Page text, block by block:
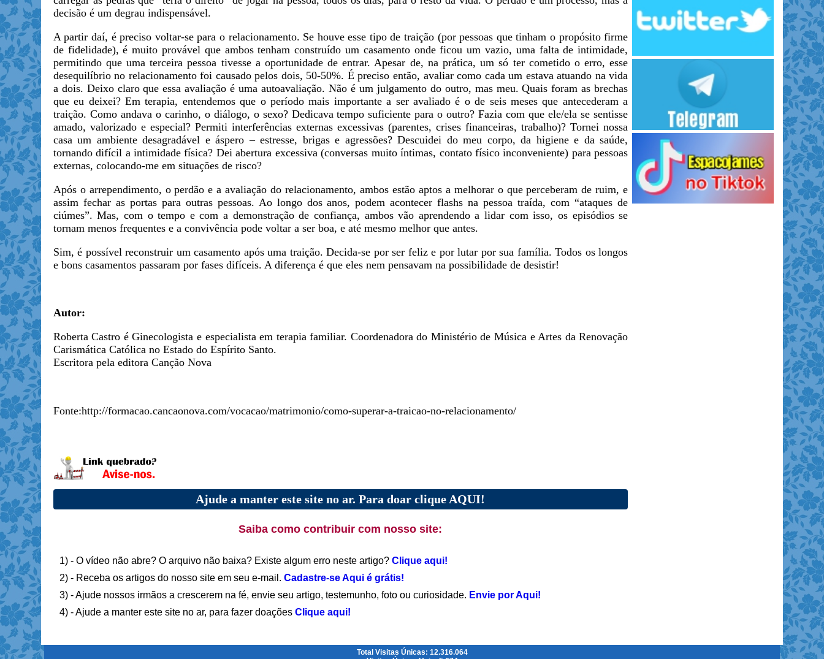
decisão é um degrau indispensável.
A partir daí, é preciso voltar-se para o relacionamento. Se houve esse tipo de traição (por pessoas que tinham o propósito firme
de fidelidade), é muito provável que ambos tenham construído um casamento onde ficou um vazio, uma falta de intimidade,
permitindo que uma terceira pessoa tivesse a oportunidade de entrar. Apesar de, na prática, um só ter cometido o erro, esse
desequilíbrio no relacionamento foi causado pelos dois, 50-50%. É preciso então, avaliar como cada um estava atuando na vida
a dois. Deixo claro que essa avaliação é uma autoavaliação. Não é um julgamento do outro, mas meu. Quais foram as brechas
que eu deixei? Em terapia, entendemos que o período mais importante a ser avaliado é o de seis meses que antecederam a
traição. Como andava o carinho, o diálogo, o sexo? Dedicava tempo suficiente para o outro? Fazia com que ele/ela se sentisse
amado, valorizado e especial? Permiti interferências externas excessivas (parentes, crises financeiras, trabalho)? Tornei nossa
casa um ambiente desagradável e áspero – estresse, brigas e agressões? Descuidei do meu corpo, da higiene e da saúde,
tornando difícil a intimidade física? Dei abertura excessiva (conversas muito íntimas, contato físico inconveniente) para pessoas
externas, colocando-me em situações de risco?
Após o arrependimento, o perdão e a avaliação do relacionamento, ambos estão aptos a melhorar o que perceberam de ruim, e
assim fechar as portas para outras pessoas. Ao longo dos anos, podem acontecer flashs na pessoa traída, com “ataques de
ciúmes”. Mas, com o tempo e com a demonstração de confiança, ambos vão aprendendo a lidar com isso, os episódios se
tornam menos frequentes e a convivência pode voltar a ser boa, e até mesmo melhor que antes.
Sim, é possível reconstruir um casamento após uma traição. Decida-se por ser feliz e por lutar por sua família. Todos os longos
e bons casamentos passaram por fases difíceis. A diferença é que eles nem pensavam na possibilidade de desistir!
Autor:
Roberta Castro é Ginecologista e especialista em terapia familiar. Coordenadora do Ministério de Música e Artes da Renovação
Carismática Católica no Estado do Espírito Santo.
Escritora pela editora Canção Nova
Fonte:http://formacao.cancaonova.com/vocacao/matrimonio/como-superar-a-traicao-no-relacionamento/
Ajude a manter este site no ar. Para doar clique AQUI!
Saiba como contribuir com nosso site:
1) - O vídeo não abre? O arquivo não baixa? Existe algum erro neste artigo? Clique aqui!
2) - Receba os artigos do nosso site em seu e-mail. Cadastre-se Aqui é grátis!
3) - Ajude nossos irmãos a crescerem na fé, envie seu artigo, testemunho, foto ou curiosidade. Envie por Aqui!
4) - Ajude a manter este site no ar, para fazer doações Clique aqui!
Total Visitas Únicas: 12.316.064